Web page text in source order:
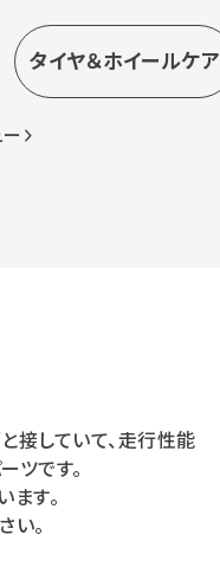
タイヤ＆ホイールケア
接していて、走行性能
ツです。
ます。
い。